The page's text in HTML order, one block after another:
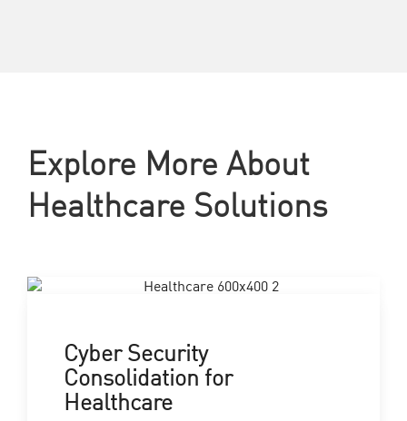
Explore More About
Healthcare Solutions
Cyber Security
Consolidation for
Healthcare